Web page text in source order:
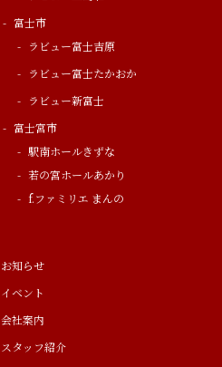
富士市
ラビュー富士吉原
ラビュー富士たかおか
ラビュー新富士
富士宮市
駅南ホールきずな
若の宮ホールあかり
f.ファミリエ まんの
お知らせ
イベント
会社案内
スタッフ紹介